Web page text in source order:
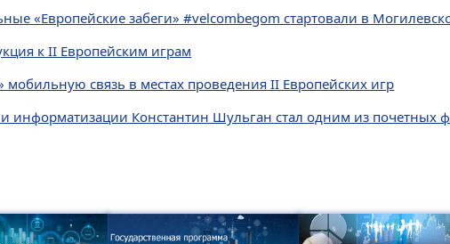
«Европейские забеги» #velcombegom стартовали в
к II Европейским играм
мобильную связь в местах проведения II Европейских игр
информатизации Константин Шульган стал одним из почетных